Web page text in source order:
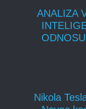
ANALIZA
Nikola